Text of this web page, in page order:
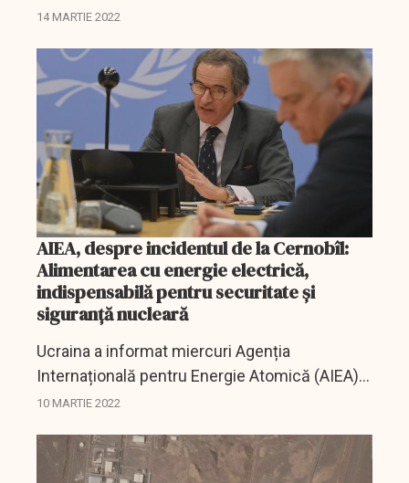
Energie Atomică (AIEA) și cele venite din
14 MARTIE 2022
AIEA, despre incidentul de la Cernobîl:
Alimentarea cu energie electrică,
indispensabilă pentru securitate și
siguranță nucleară
Ucraina a informat miercuri Agenția
Internațională pentru Energie Atomică (AIEA)
că centrala nucleară de la Chornobîl a fost
pierdut alimentarea cu...
10 MARTIE 2022